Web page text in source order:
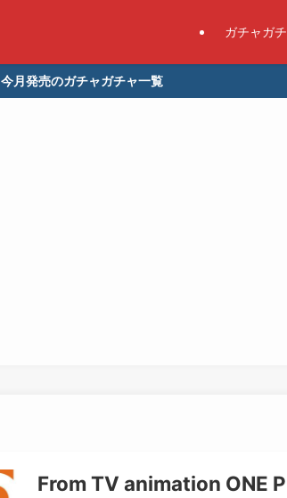
ガチャガ
今月発売のガチャガチャ一覧
From TV animation ONE